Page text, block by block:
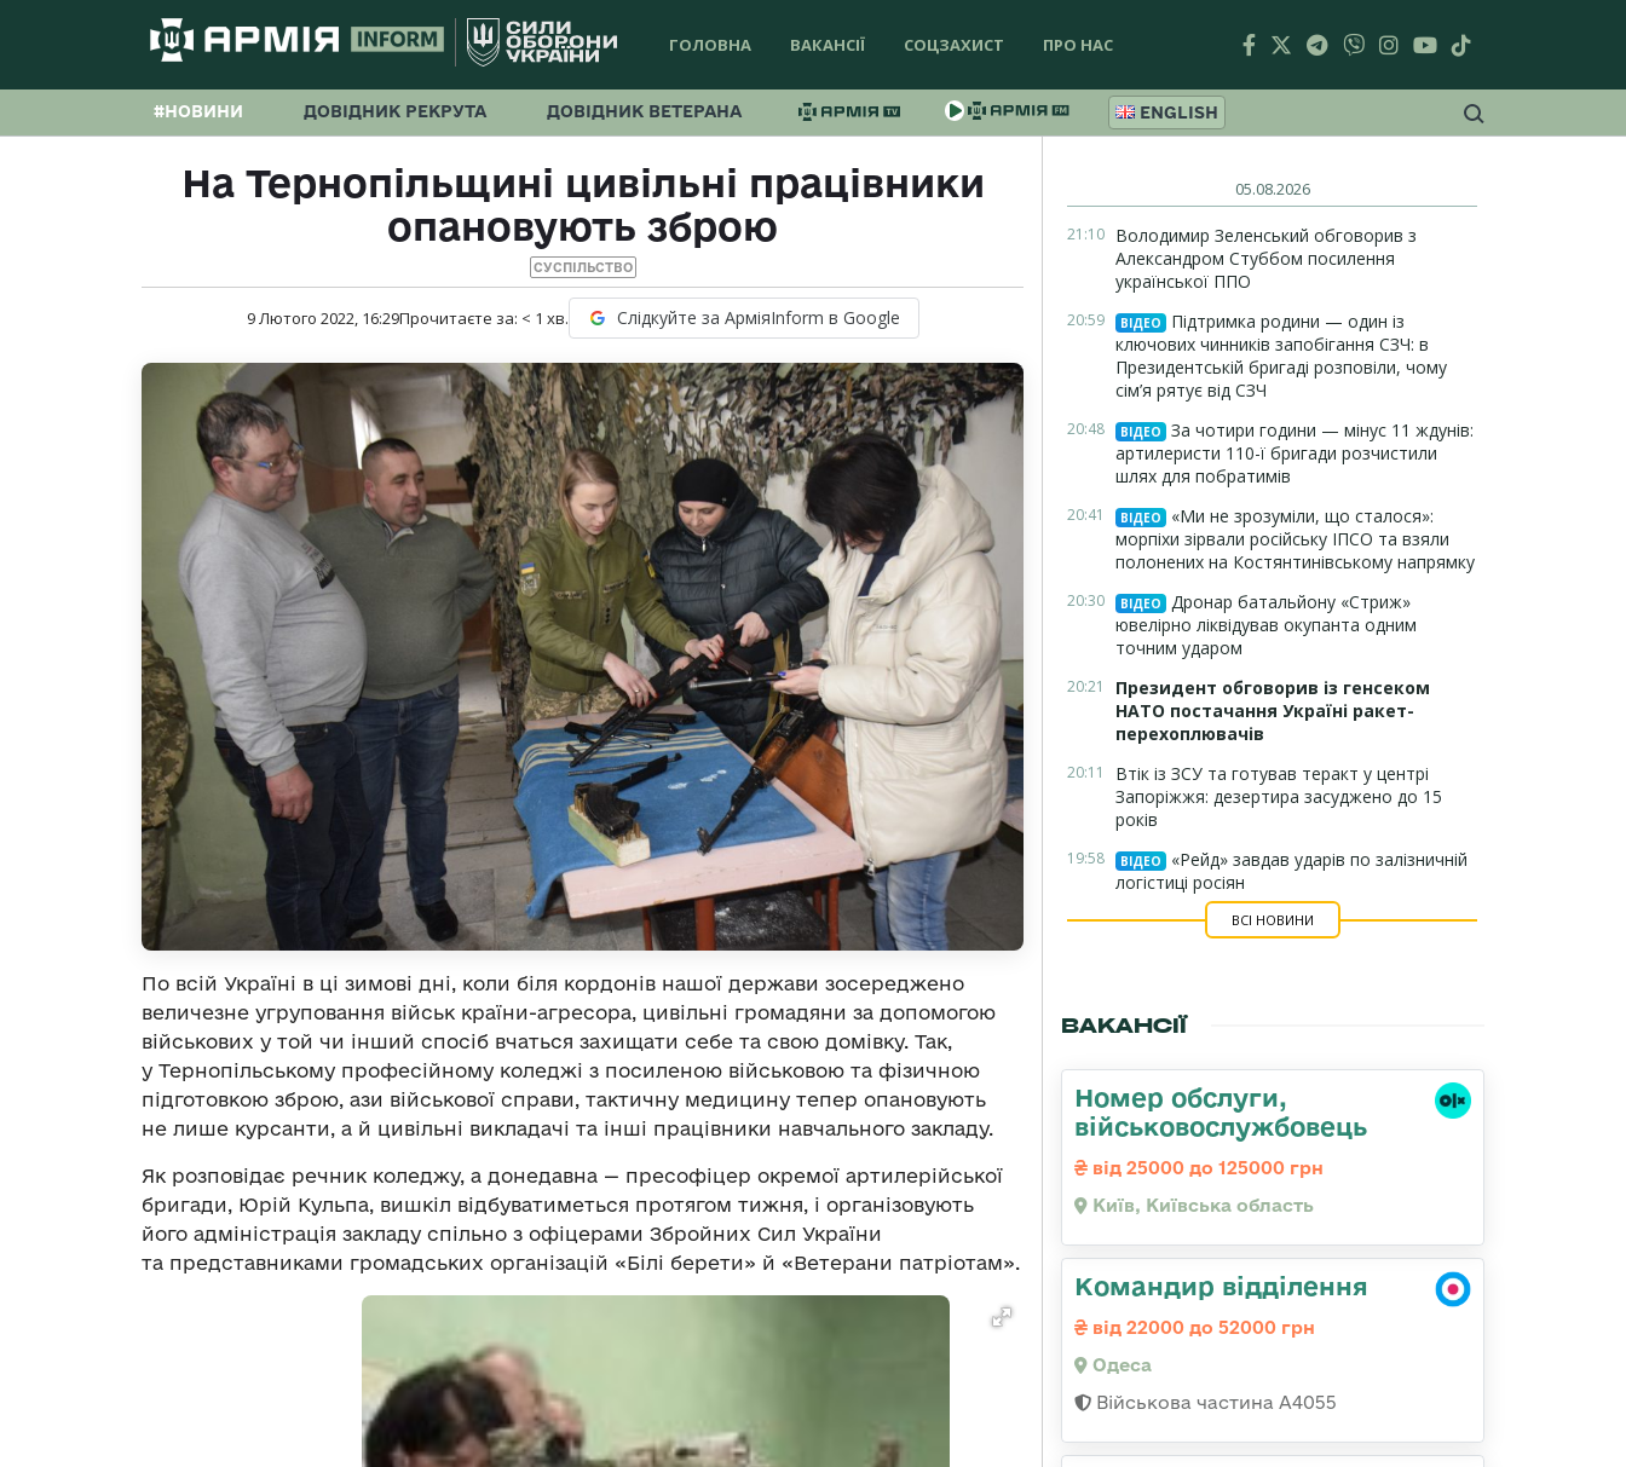
ГОЛОВНА ВАКАНСІЇ СОЦЗАХИСТ ПРО НАС
#НОВИНИ ДОВІДНИК РЕКРУТА ДОВІДНИК ВЕТЕРАНА ENGLISH
На Тернопільщині цивільні працівники
опановують зброю
СУСПІЛЬСТВО
9 Лютого 2022, 16:29Прочитаєте за: < 1 хв. Слідкуйте за АрміяInform в Google
По всій Україні в ці зимові дні, коли біля кордонів нашої держави зосереджено
величезне угруповання військ країни-агресора, цивільні громадяни за допомогою
військових у той чи інший спосіб вчаться захищати себе та свою домівку. Так,
у Тернопільському професійному коледжі з посиленою військовою та фізичною
підготовкою зброю, ази військової справи, тактичну медицину тепер опановують
не лише курсанти, а й цивільні викладачі та інші працівники навчального закладу.
Як розповідає речник коледжу, а донедавна — пресофіцер окремої артилерійської
бригади, Юрій Кульпа, вишкіл відбуватиметься протягом тижня, і організовують
його адміністрація закладу спільно з офіцерами Збройних Сил України
та представниками громадських організацій «Білі берети» й «Ветерани патріотам».
05.08.2026
21:10 Володимир Зеленський обговорив з
Александром Стуббом посилення
української ППО
20:59 ВІДЕО
Підтримка родини — один із
ключових чинників запобігання СЗЧ: в
Президентській бригаді розповіли, чому
сім’я рятує від СЗЧ
20:48 ВІДЕО
За чотири години — мінус 11 ждунів:
артилеристи 110-ї бригади розчистили
шлях для побратимів
20:41 ВІДЕО
«Ми не зрозуміли, що сталося»:
морпіхи зірвали російську ІПСО та взяли
полонених на Костянтинівському напрямку
20:30 ВІДЕО
Дронар батальйону «Стриж»
ювелірно ліквідував окупанта одним
точним ударом
20:21
Президент обговорив із генсеком
НАТО постачання Україні ракет-
перехоплювачів
20:11
Втік із ЗСУ та готував теракт у центрі
Запоріжжя: дезертира засуджено до 15
років
19:58 ВІДЕО
«Рейд» завдав ударів по залізничній
логістиці росіян
ВСІ НОВИНИ
ВАКАНСІЇ
Номер обслуги,
військовослужбовець
від 25000 до 125000 грн
Київ, Київська область
Командир відділення
від 22000 до 52000 грн
Одеса
Військова частина А4055